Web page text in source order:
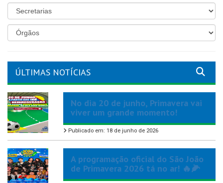
ÚLTIMAS NOTÍCIAS
No dia 20 de junho, Primavera vai
viver um grande momento!
Publicado em: 18 de junho de 2026
A programação oficial do São João
de Primavera 2026 tá no ar! 🔥🌽